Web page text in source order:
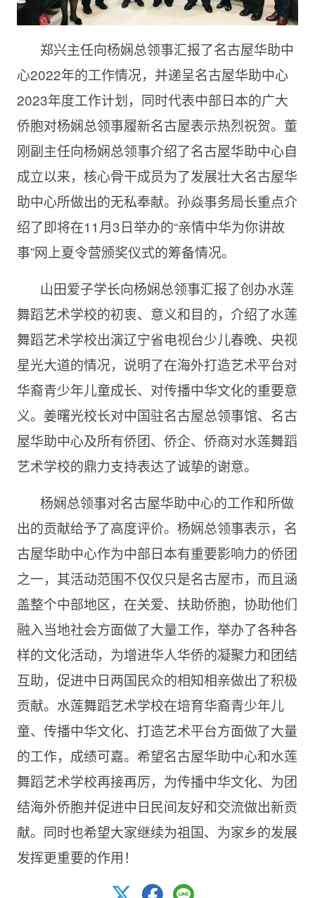
郑兴主任向杨娴总领事汇报了名古屋华助中
心2022年的工作情况，并递呈名古屋华助中心
2023年度工作计划，同时代表中部日本的广大
侨胞对杨娴总领事履新名古屋表示热烈祝贺。董
刚副主任向杨娴总领事介绍了名古屋华助中心自
成立以来，核心骨干成员为了发展壮大名古屋华
助中心所做出的无私奉献。孙焱事务局长重点介
绍了即将在11月3日举办的“亲情中华为你讲故
事”网上夏令营颁奖仪式的筹备情况。
山田爱子学长向杨娴总领事汇报了创办水莲
舞蹈艺术学校的初衷、意义和目的，介绍了水莲
舞蹈艺术学校出演辽宁省电视台少儿春晚、央视
星光大道的情况，说明了在海外打造艺术平台对
华裔青少年儿童成长、对传播中华文化的重要意
义。姜曙光校长对中国驻名古屋总领事馆、名古
屋华助中心及所有侨团、侨企、侨商对水莲舞蹈
艺术学校的鼎力支持表达了诚挚的谢意。
杨娴总领事对名古屋华助中心的工作和所做
出的贡献给予了高度评价。杨娴总领事表示，名
古屋华助中心作为中部日本有重要影响力的侨团
之一，其活动范围不仅仅只是名古屋市，而且涵
盖整个中部地区，在关爱、扶助侨胞，协助他们
融入当地社会方面做了大量工作，举办了各种各
样的文化活动，为增进华人华侨的凝聚力和团结
互助，促进中日两国民众的相知相亲做出了积极
贡献。水莲舞蹈艺术学校在培育华裔青少年儿
童、传播中华文化、打造艺术平台方面做了大量
的工作，成绩可嘉。希望名古屋华助中心和水莲
舞蹈艺术学校再接再厉，为传播中华文化、为团
结海外侨胞并促进中日民间友好和交流做出新贡
献。同时也希望大家继续为祖国、为家乡的发展
发挥更重要的作用！